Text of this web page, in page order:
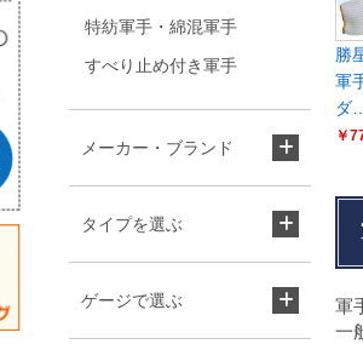
勝
軍
ダ
￥
軍
一
特紡軍手・綿混軍手
すべり止め付き軍手
メーカー・ブランド
タイプを選ぶ
ゲージで選ぶ